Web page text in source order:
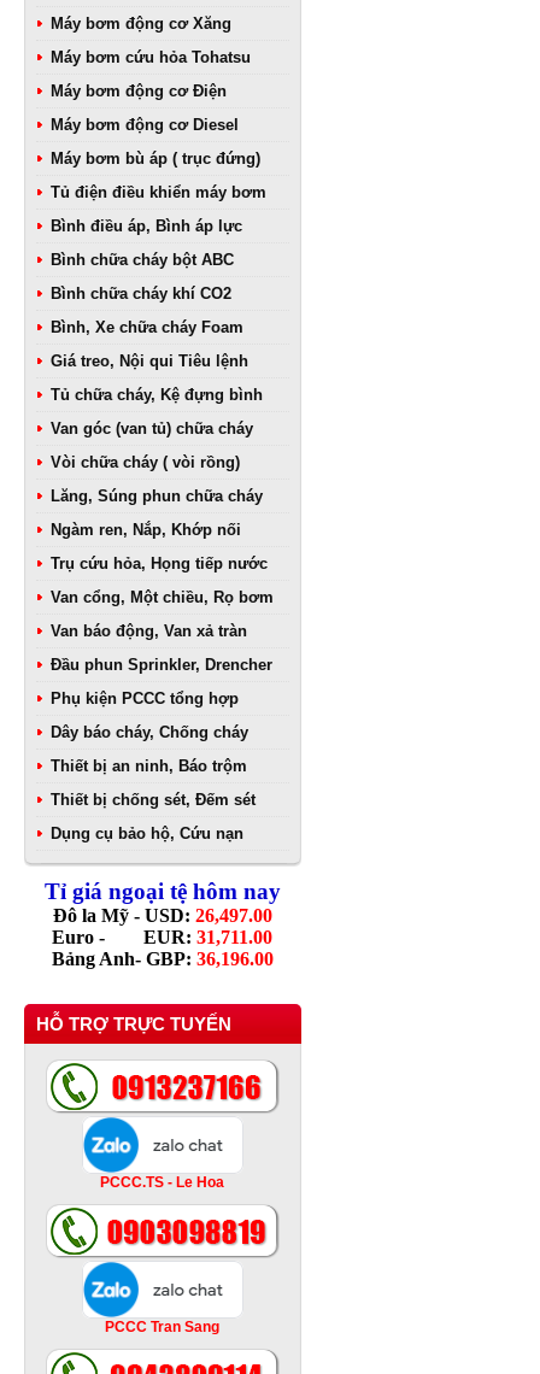
Máy bơm động cơ Xăng
Máy bơm cứu hỏa Tohatsu
Máy bơm động cơ Điện
Máy bơm động cơ Diesel
Máy bơm bù áp ( trục đứng)
Tủ điện điều khiển máy bơm
Bình điều áp, Bình áp lực
Bình chữa cháy bột ABC
Bình chữa cháy khí CO2
Bình, Xe chữa cháy Foam
Giá treo, Nội qui Tiêu lệnh
Tủ chữa cháy, Kệ đựng bình
Van góc (van tủ) chữa cháy
Vòi chữa cháy ( vòi rồng)
Lăng, Súng phun chữa cháy
Ngàm ren, Nắp, Khớp nối
Trụ cứu hỏa, Họng tiếp nước
Van cổng, Một chiều, Rọ bơm
Van báo động, Van xả tràn
Đầu phun Sprinkler, Drencher
Phụ kiện PCCC tổng hợp
Dây báo cháy, Chống cháy
Thiết bị an ninh, Báo trộm
Thiết bị chống sét, Đếm sét
Dụng cụ bảo hộ, Cứu nạn
Tỉ giá ngoại tệ hôm nay
Đô la Mỹ - USD: 26,497.00
Euro - EUR: 31,711.00
Bảng Anh- GBP: 36,196.00
HỖ TRỢ TRỰC TUYẾN
PCCC.TS - Le Hoa
PCCC Tran Sang